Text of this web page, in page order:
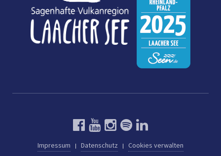
Impressum Datenschutz
Cookies verwalten